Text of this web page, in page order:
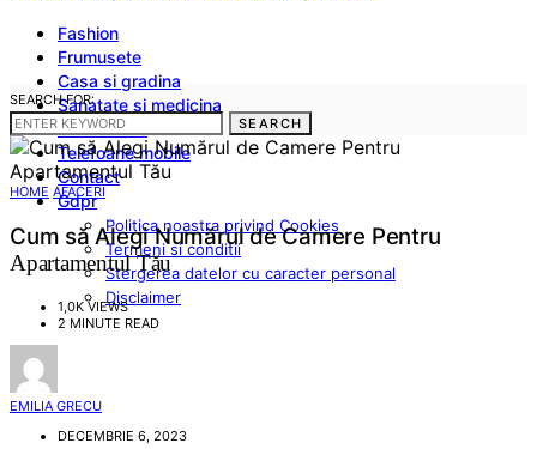
Fashion
Frumusete
Casa si gradina
Sanatate si medicina
Cum sa fac
Telefoane mobile
Contact
Gdpr
Politica noastra privind Cookies
Termeni si conditii
Stergerea datelor cu caracter personal
Disclaimer
SEARCH FOR:
SEARCH
HOME AFACERI
Cum să Alegi Numărul de Camere Pentru
Apartamentul Tău
1,0K VIEWS
2 MINUTE READ
EMILIA GRECU
DECEMBRIE 6, 2023